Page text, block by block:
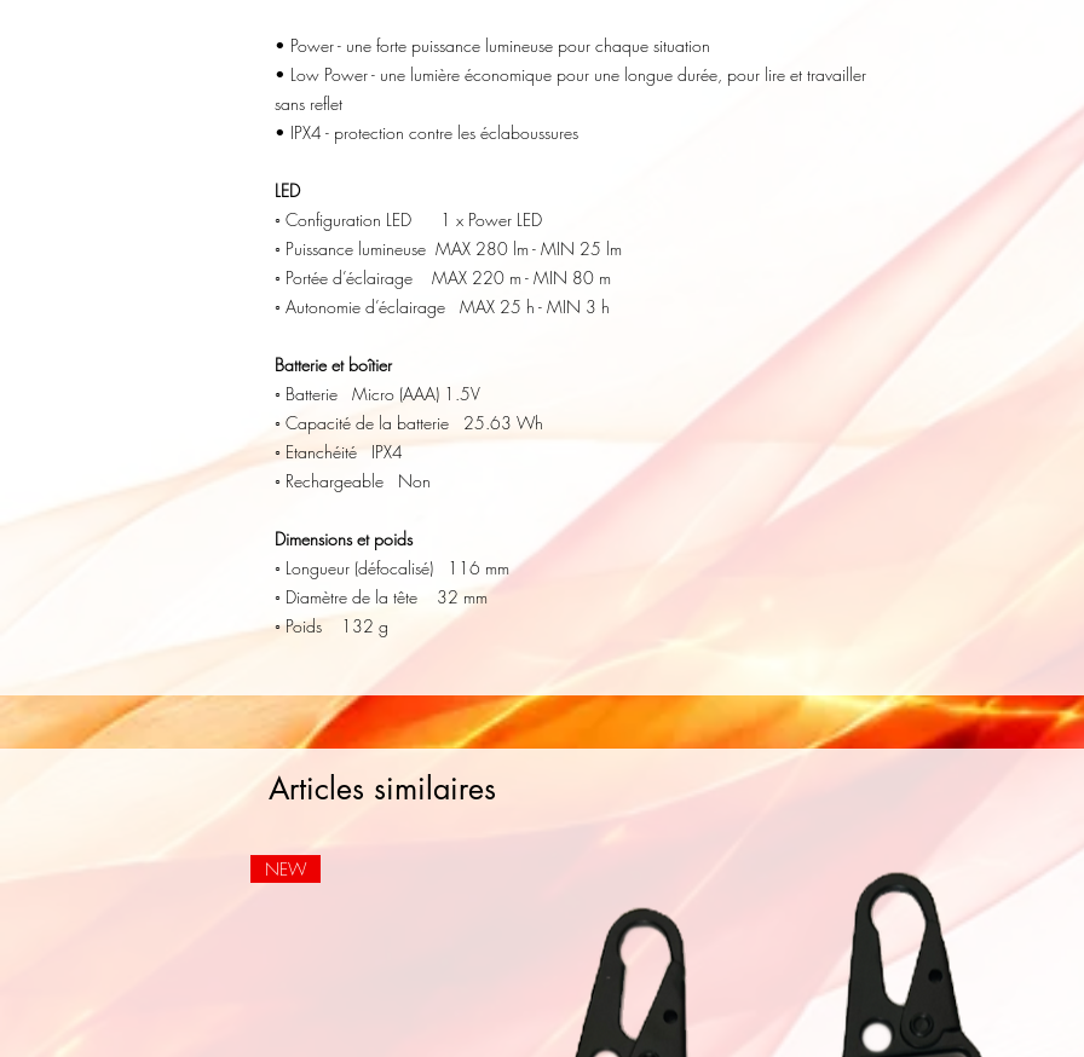
• Power - une forte puissance lumineuse pour chaque situation
• Low Power - une lumière économique pour une longue durée, pour lire et travailler
sans reflet
• IPX4 - protection contre les éclaboussures
LED
◦ Configuration LED 1 x Power LED
◦ Puissance lumineuse MAX 280 lm - MIN 25 lm
◦ Portée d’éclairage MAX 220 m - MIN 80 m
◦ Autonomie d’éclairage MAX 25 h - MIN 3 h
Batterie et boîtier
◦ Batterie Micro (AAA) 1.5V
◦ Capacité de la batterie 25.63 Wh
◦ Etanchéité IPX4
◦ Rechargeable Non
Dimensions et poids
◦ Longueur (défocalisé) 116 mm
◦ Diamètre de la tête 32 mm
◦ Poids 132 g
Articles similaires
NEW